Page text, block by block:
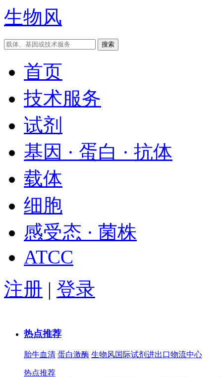
生物风
首页
技术服务
试剂
基因 · 蛋白 · 抗体
载体
细胞
感受态 · 菌株
ATCC
注册 | 登录
热点推荐
胎牛血清 蛋白激酶 生物风国际试剂进出口物流中心
热点推荐